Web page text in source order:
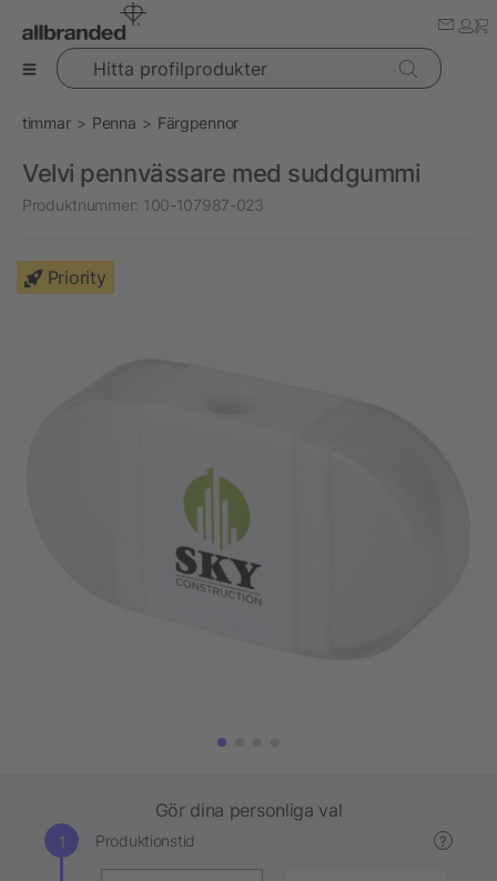
Hitta profilprodukter
timmar Penna Färgpennor
Velvi pennvässare med suddgummi
Produktnummer: 100-107987-023
Priority
Gör dina personliga val
Produktionstid ?